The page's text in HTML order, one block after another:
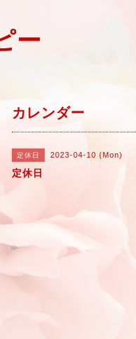
ー
カレンダー
定休日 2023-04-10 (Mon)
定休日